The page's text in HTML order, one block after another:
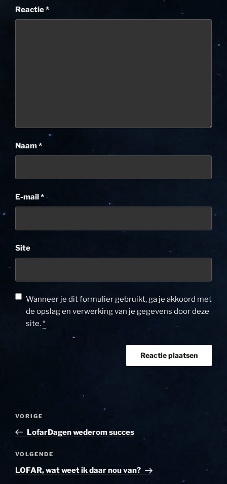
Reactie*
Naam*
E-mail*
Site
Wanneer je dit formulier gebruikt, ga je akkoord met
de opslag en verwerking van je gegevens door deze
site.*
Vorig
bericht
VORIGE
LofarDagen wederom succes
Volgend
bericht
VOLGENDE
LOFAR, wat weet ik daar nou van?